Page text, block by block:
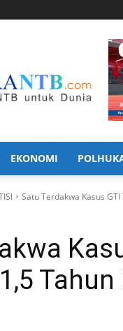
EKONOMI
Satu Terdakwa Kasus
Tahun